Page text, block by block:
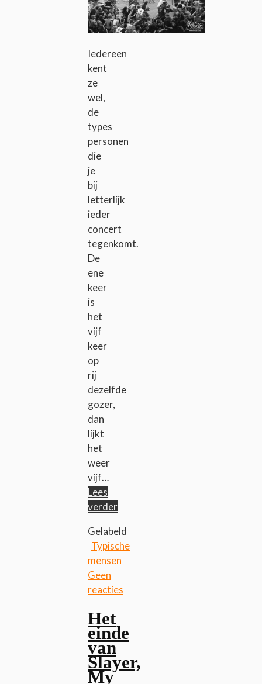
Iedereen
kent
ze
wel,
de
types
personen
die
je
bij
letterlijk
ieder
concert
tegenkomt.
De
ene
keer
is
het
vijf
keer
op
rij
dezelfde
gozer,
dan
lijkt
het
weer
vijf…
Lees
verder
Gelabeld
Typische
mensen
Geen
reacties
Het
einde
van
Slayer,
My